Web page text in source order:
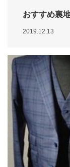
おすすめ裏
2019.12.13